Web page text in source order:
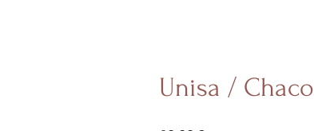
Unisa / Chaco